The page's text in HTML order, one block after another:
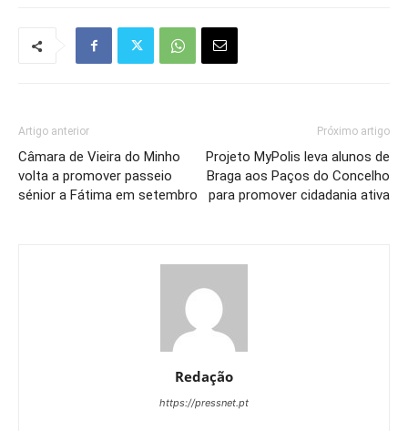
Artigo anterior
Câmara de Vieira do Minho
volta a promover passeio
sénior a Fátima em setembro
Próximo artigo
Projeto MyPolis leva alunos de
Braga aos Paços do Concelho
para promover cidadania ativa
Redação
https://pressnet.pt